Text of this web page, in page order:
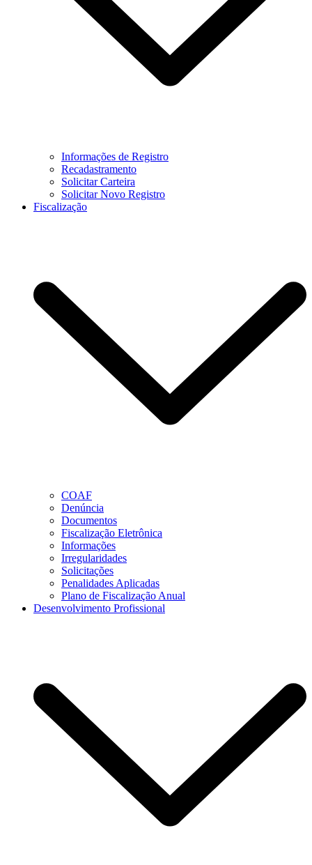
Informações de Registro
Recadastramento
Solicitar Carteira
Solicitar Novo Registro
Fiscalização
COAF
Denúncia
Documentos
Fiscalização Eletrônica
Informações
Irregularidades
Solicitações
Penalidades Aplicadas
Plano de Fiscalização Anual
Desenvolvimento Profissional